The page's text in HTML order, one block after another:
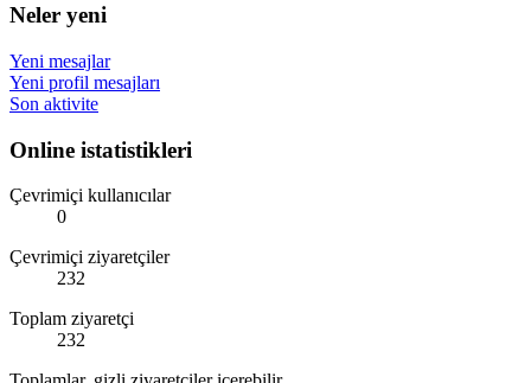
Neler yeni
Yeni mesajlar
Yeni profil mesajları
Son aktivite
Online istatistikleri
Çevrimiçi kullanıcılar
0
Çevrimiçi ziyaretçiler
232
Toplam ziyaretçi
232